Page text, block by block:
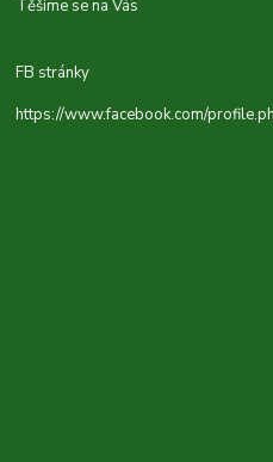
Těšíme se na Vás
FB stránky
https://www.facebook.com/